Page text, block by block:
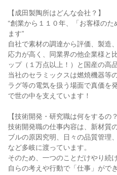
【成田製陶所はどんな会社？】
“創業から１１０年、「お客様の
ます”
自社で素材の調達から評価、製造
応力が高く、同業界の他企業様と
ップ（１万点以上！）と国産の高
当社のセラミックスは燃焼機器等
ラグ等の電気を扱う場面で真価を
で世の中を支えています！
【技術開発・研究職は何をするの？
技術開発職の仕事内容は、新材質
ブルの原因究明、日々の品質管理
など多岐に渡っています。
そのため、一つのことだけやり続
自らの考えや行動で「仕事」がで